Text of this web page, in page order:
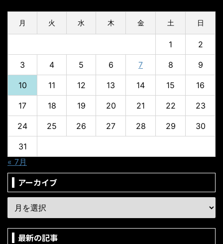
月 火 水 木 金 土 日
1 2
3 4 5 6 7 8 9
10 11 12 13 14 15 16
17 18 19 20 21 22 23
24 25 26 27 28 29 30
31
« 7月
アーカイブ
最新の記事